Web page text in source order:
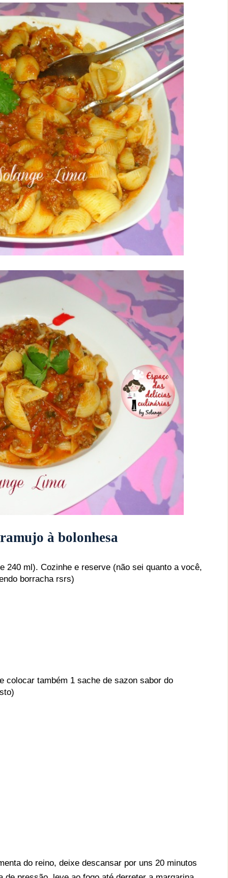
à bolonhesa
240 ml). Cozinhe e reserve (não sei quanto a você,
borracha rsrs)
colocar também 1 sache de sazon sabor do
do reino, deixe descansar por uns 20 minutos